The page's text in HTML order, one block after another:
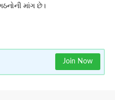
માંગ છે।
Join Now